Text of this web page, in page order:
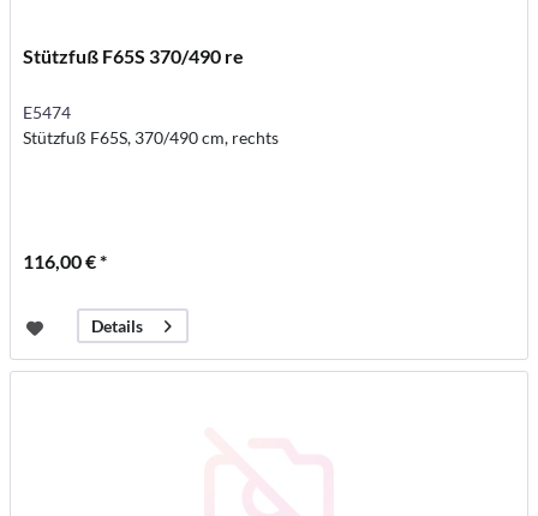
Stützfuß F65S 370/490 re
E5474
Stützfuß F65S, 370/490 cm, rechts
116,00 € *
Details